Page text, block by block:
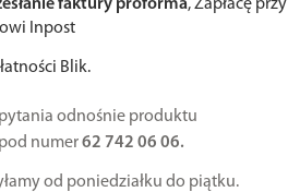
faktury proforma, Zapłacę przy
Inpost
Blik.
odnośnie produktu
numer62 742 06 06.
od poniedziałku do piątku.